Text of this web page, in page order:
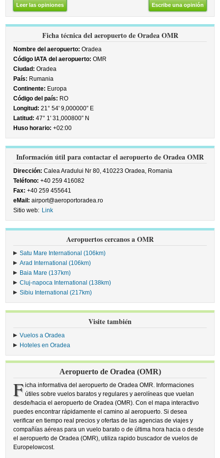
Leer las opiniones Escribe una opinión
Ficha técnica del aeropuerto de Oradea OMR
Nombre del aeropuerto: Oradea
Código IATA del aeropuerto: OMR
Ciudad: Oradea
País: Rumania
Continente: Europa
Código del país: RO
Longitud: 21° 54' 9,000000” E
Latitud: 47° 1' 31,000800” N
Huso horario: +02:00
Información útil para contactar el aeropuerto de Oradea OMR
Dirección: Calea Aradului Nr 80, 410223 Oradea, Romania
Teléfono: +40 259 416082
Fax: +40 259 455641
eMail: airport@aeroportoradea.ro
Sitio web: Link
Aeropuertos cercanos a OMR
Satu Mare International (106km)
Arad International (106km)
Baia Mare (137km)
Cluj-napoca International (138km)
Sibiu International (217km)
Visite también
Vuelos a Oradea
Hoteles en Oradea
Aeropuerto de Oradea (OMR)
F icha informativa del aeropuerto de Oradea OMR. Informaciones
útiles sobre vuelos baratos y regulares y aerolíneas que vuelan
desde/hacia el aeropuerto de Oradea (OMR). Con el mapa interactivo
puedes encontrar rápidamente el camino al aeropuerto. Si desea
verificar en tiempo real precios y ofertas de las agencias de viajes y
compañías aéreas para un vuelo barato o de última hora hacia o desde
el aeropuerto de Oradea (OMR), utiliza rapido buscador de vuelos de
Europelowcost.